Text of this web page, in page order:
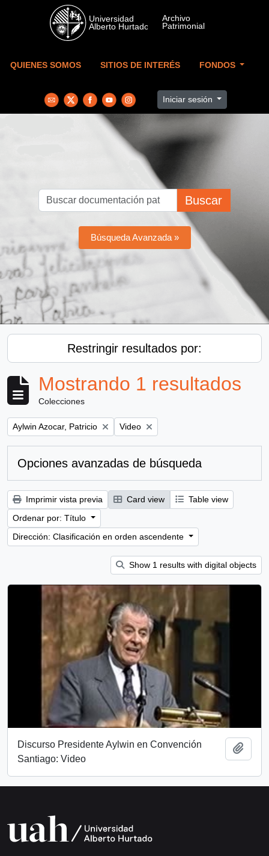
Skip to main content
QUIENES SOMOS SITIOS DE INTERÉS FONDOS
Iniciar sesión
Buscar
Búsqueda Avanzada »
Restringir resultados por:
Mostrando 1 resultados
Colecciones
Remove filter:
Aylwin Azocar, Patricio Remove filter:
Video
Opciones avanzadas de búsqueda
Imprimir vista previa Card view
Table view
Ordenar por: Título
Dirección: Clasificación en orden ascendente
Show 1 results with digital objects
Discurso Presidente Aylwin en Convención
Santiago: Video